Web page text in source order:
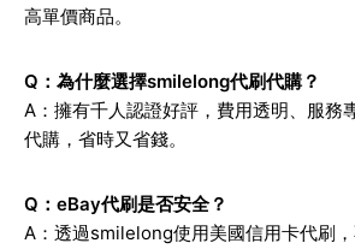
高單價商品。
Q：為什麼選擇smilelong代刷代購？
A：擁有千人認證好評，費用透明、服務
代購，省時又省錢。
Q：eBay代刷是否安全？
A：透過smilelong使用美國信用卡代刷